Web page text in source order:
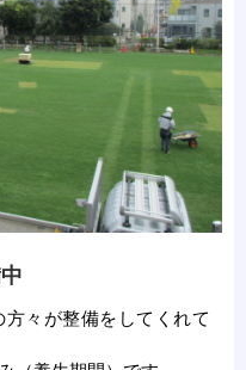
々が整備をしてくれて